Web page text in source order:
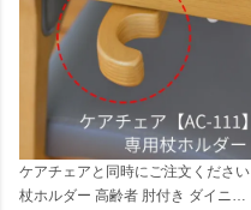
ケアチェアと同時にご注文ください
杖ホルダー 高齢者 肘付き ダイニン